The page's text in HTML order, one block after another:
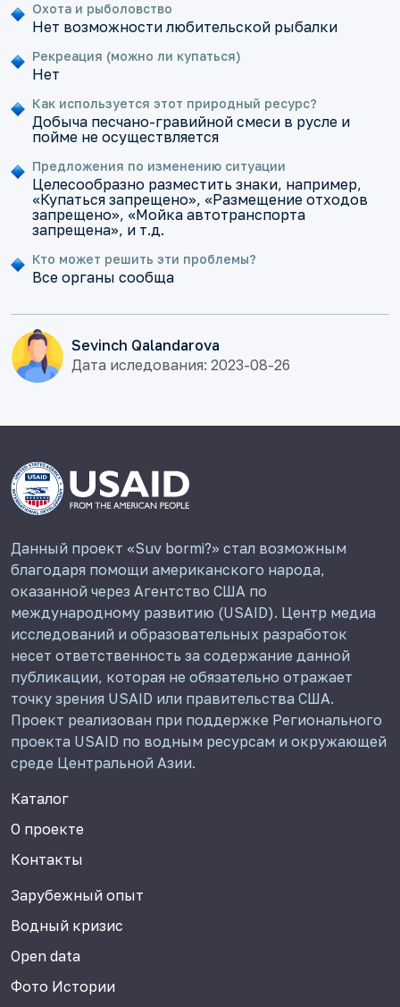
Охота и рыболовство
Нет возможности любительской рыбалки
Рекреация (можно ли купаться)
Нет
Как используется этот природный ресурс?
Добыча песчано-гравийной смеси в русле и
пойме не осуществляется
Предложения по изменению ситуации
Целесообразно разместить знаки, например,
«Купаться запрещено», «Размещение отходов
запрещено», «Мойка автотранспорта
запрещена», и т.д.
Кто может решить эти проблемы?
Все органы сообща
Sevinch Qalandarova
Дата иследования: 2023-08-26
Данный проект «Suv bormi?» стал возможным
благодаря помощи американского народа,
оказанной через Агентство США по
международному развитию (USAID). Центр медиа
исследований и образовательных разработок
несет ответственность за содержание данной
публикации, которая не обязательно отражает
точку зрения USAID или правительства США.
Проект реализован при поддержке Регионального
проекта USAID по водным ресурсам и окружающей
среде Центральной Азии.
Каталог
О проекте
Контакты
Зарубежный опыт
Водный кризис
Open data
Фото Истории